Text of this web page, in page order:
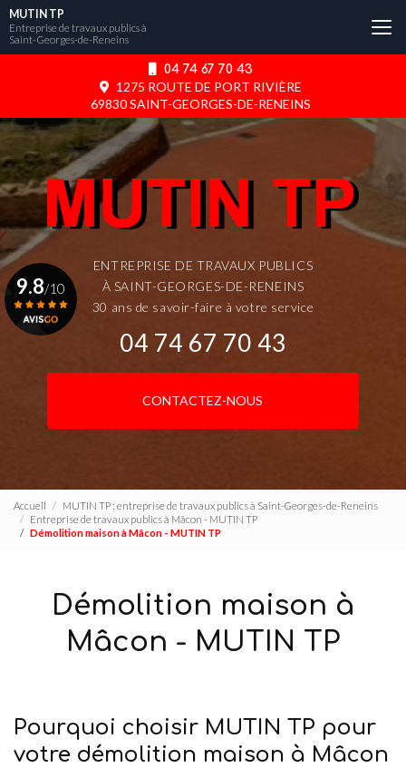
Aller
au
contenu
04 74 67 70 43
1275 ROUTE DE PORT RIVIÈRE
69830 SAINT-GEORGES-DE-RENEINS
MUTIN TP
Entreprise de travaux publics à
Saint-Georges-de-Reneins
ENTREPRISE DE TRAVAUX PUBLICS
À SAINT-GEORGES-DE-RENEINS
30 ans de savoir-faire à votre service
04 74 67 70 43
CONTACTEZ-NOUS
9.8/10
Accueil
MUTIN TP : entreprise de travaux publics à Saint-Georges-de-Reneins
Entreprise de travaux publics à Mâcon - MUTIN TP
Démolition maison à Mâcon - MUTIN TP
Démolition maison à
Mâcon - MUTIN TP
Pourquoi choisir MUTIN TP pour
votre démolition maison à Mâcon